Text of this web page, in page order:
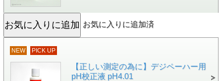
お気に入りに追加済
NEW PICK UP
【正しい測定の為に】デジペーハー用
pH校正液 pH4.01